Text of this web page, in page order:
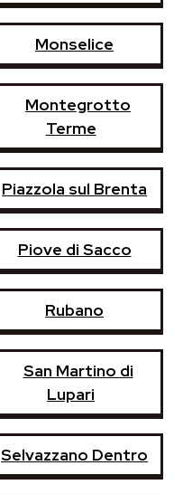
Monselice
Montegrotto
Terme
Piazzola sul Brenta
Piove di Sacco
Rubano
San Martino di
Lupari
Selvazzano Dentro